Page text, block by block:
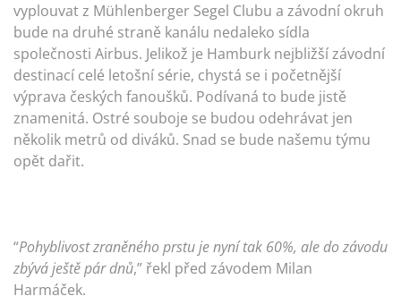
vyplouvat z Mühlenberger Segel Clubu a závodní okruh
bude na druhé straně kanálu nedaleko sídla
společnosti Airbus. Jelikož je Hamburk nejbližší závodní
destinací celé letošní série, chystá se i početnější
výprava českých fanoušků. Podívaná to bude jistě
znamenitá. Ostré souboje se budou odehrávat jen
několik metrů od diváků. Snad se bude našemu týmu
opět dařit.
“Pohyblivost zraněného prstu je nyní tak 60%, ale do závodu
zbývá ještě pár dnů,” řekl před závodem Milan
Harmáček.